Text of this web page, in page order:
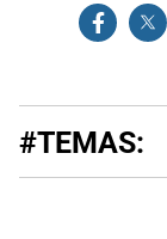
#TEMAS: